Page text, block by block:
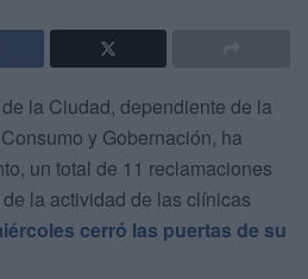
la Ciudad, dependiente de la
y Gobernación, ha
un total de 11 reclamaciones
la actividad de las clínicas
cerró las puertas de su